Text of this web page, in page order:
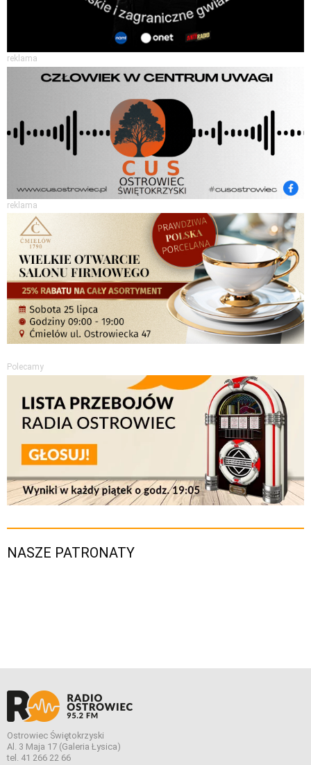
reklama
reklama
Polecamy
NASZE PATRONATY
Ostrowiec Świętokrzyski
Al. 3 Maja 17 (Galeria Łysica)
tel. 41 266 22 66